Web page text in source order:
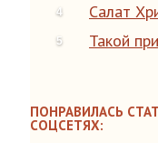
Салат
Такой
ПОНРАВИЛАСЬ
СОЦСЕТЯХ: